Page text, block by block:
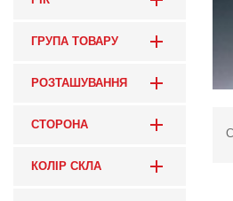
ГРУПА ТОВАРУ
РОЗТАШУВАННЯ
СТОРОНА
КОЛІР СКЛА